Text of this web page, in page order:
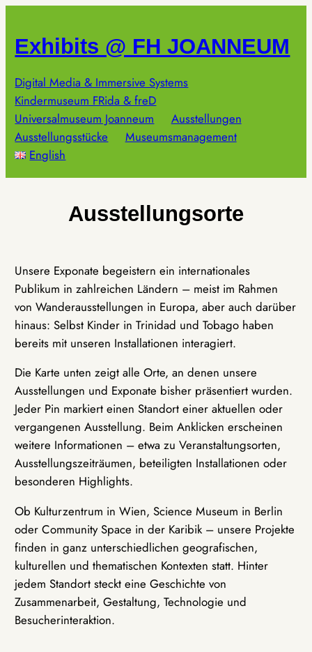
springen
Exhibits @ FH JOANNEUM
Digital Media & Immersive Systems
Kindermuseum FRida & freD
Universalmuseum Joanneum
Ausstellungen
Ausstellungsstücke
Museumsmanagement
English
Ausstellungsorte
Unsere Exponate begeistern ein internationales
Publikum in zahlreichen Ländern – meist im Rahmen
von Wanderausstellungen in Europa, aber auch darüber
hinaus: Selbst Kinder in Trinidad und Tobago haben
bereits mit unseren Installationen interagiert.
Die Karte unten zeigt alle Orte, an denen unsere
Ausstellungen und Exponate bisher präsentiert wurden.
Jeder Pin markiert einen Standort einer aktuellen oder
vergangenen Ausstellung. Beim Anklicken erscheinen
weitere Informationen – etwa zu Veranstaltungsorten,
Ausstellungszeiträumen, beteiligten Installationen oder
besonderen Highlights.
Ob Kulturzentrum in Wien, Science Museum in Berlin
oder Community Space in der Karibik – unsere Projekte
finden in ganz unterschiedlichen geografischen,
kulturellen und thematischen Kontexten statt. Hinter
jedem Standort steckt eine Geschichte von
Zusammenarbeit, Gestaltung, Technologie und
Besucherinteraktion.